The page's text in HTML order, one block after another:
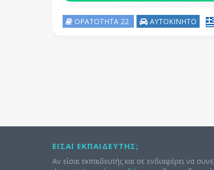
ΟΡΑΤΟΤΗΤΑ 22 ΑΥΤΟΚΙΝΗΤΟ
ΕΊΣΑΙ ΕΚΠΑΙΔΕΥΤΉΣ;
Αν είσαι εκπαιδευτής και σε ενδιαφέρει να